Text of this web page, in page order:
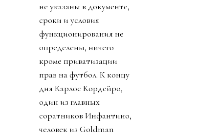
не указаны в документе,
сроки и условия
функционирования не
определены, ничего
кроме приватизации
прав на футбол. К концу
дня Карлос Кордейро,
один из главных
соратников Инфантино,
человек из Goldman